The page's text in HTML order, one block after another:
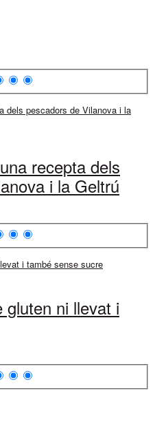
recepta dels
i la Geltrú
gluten ni llevat i